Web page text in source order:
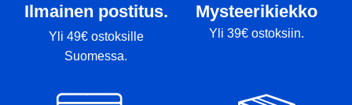
Ilmainen postitus.
Yli 49€ ostoksille
Suomessa.
Mysteerikiekko
Yli 39€ ostoksiin.